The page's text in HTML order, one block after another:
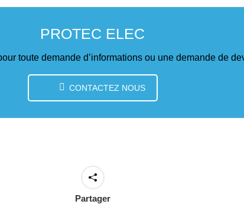
PROTEC ELEC
toute demande d’informations ou une demande de
CONTACTEZ NOUS
Partager